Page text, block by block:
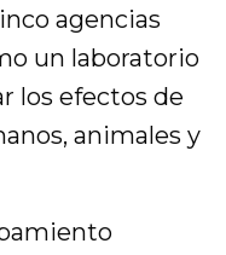
agencias
un laboratorio
los efectos de
animales y